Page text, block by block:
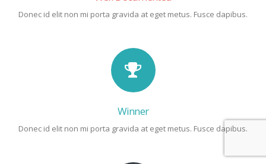
Donec id elit non mi porta gravida at eget metus. Fusce dapibus.
Winner
Donec id elit non mi porta gravida at eget metus. Fusce dapibus.